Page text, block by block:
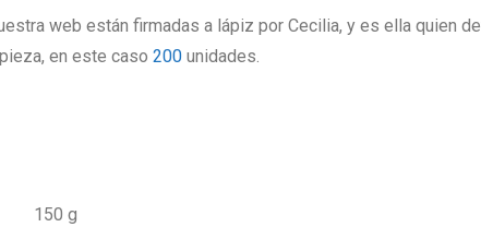
web están firmadas a lápiz por Cecilia, y es ella quien
en este caso 200 unidades.
150 g